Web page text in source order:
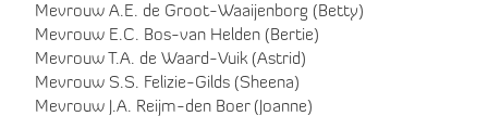
Mevrouw A.E. de Groot-Waaijenborg (Betty)
Mevrouw E.C. Bos-van Helden (Bertie)
Mevrouw T.A. de Waard-Vuik (Astrid)
Mevrouw S.S. Felizie-Gilds (Sheena)
Mevrouw J.A. Reijm-den Boer (Joanne)